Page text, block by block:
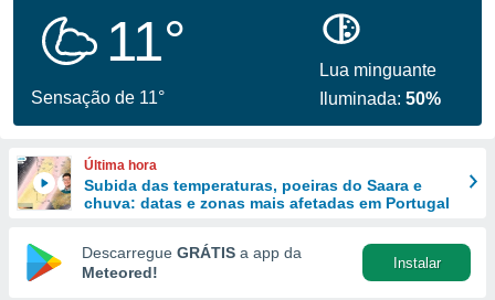
fornecidas
a este
das
e
forma
digital
11°
Sensação de 11°
Lua minguante
Iluminada:50%
Última hora
Subida das temperaturas, poeiras do Saara e
chuva: datas e zonas mais afetadas em Portugal
Descarregue GRÁTIS a app da
Meteored!
Instalar